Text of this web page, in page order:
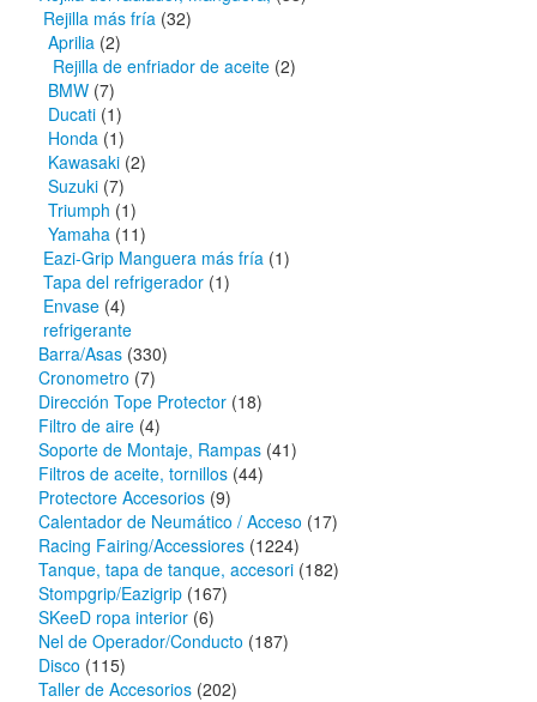
Rejilla más fría (32)
Aprilia (2)
Rejilla de enfriador de aceite (2)
BMW (7)
Ducati (1)
Honda (1)
Kawasaki (2)
Suzuki (7)
Triumph (1)
Yamaha (11)
Eazi-Grip Manguera más fría (1)
Tapa del refrigerador (1)
Envase (4)
refrigerante
Barra/Asas (330)
Cronometro (7)
Dirección Tope Protector (18)
Filtro de aire (4)
Soporte de Montaje, Rampas (41)
Filtros de aceite, tornillos (44)
Protectore Accesorios (9)
Calentador de Neumático / Acceso (17)
Racing Fairing/Accessiores (1224)
Tanque, tapa de tanque, accesori (182)
Stompgrip/Eazigrip (167)
SKeeD ropa interior (6)
Nel de Operador/Conducto (187)
Disco (115)
Taller de Accesorios (202)